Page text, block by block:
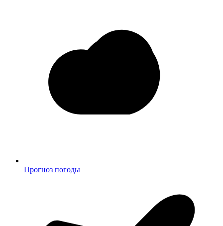
Прогноз погоды